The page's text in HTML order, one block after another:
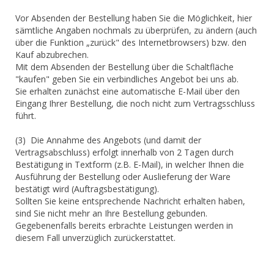
Vor Absenden der Bestellung haben Sie die Möglichkeit, hier
sämtliche Angaben nochmals zu überprüfen, zu ändern (auch
über die Funktion „zurück" des Internetbrowsers) bzw. den
Kauf abzubrechen.
Mit dem Absenden der Bestellung über die Schaltfläche
"kaufen" geben Sie ein verbindliches Angebot bei uns ab.
Sie erhalten zunächst eine automatische E-Mail über den
Eingang Ihrer Bestellung, die noch nicht zum Vertragsschluss
führt.
(3) Die Annahme des Angebots (und damit der
Vertragsabschluss) erfolgt innerhalb von 2 Tagen durch
Bestätigung in Textform (z.B. E-Mail), in welcher Ihnen die
Ausführung der Bestellung oder Auslieferung der Ware
bestätigt wird (Auftragsbestätigung).
Sollten Sie keine entsprechende Nachricht erhalten haben,
sind Sie nicht mehr an Ihre Bestellung gebunden.
Gegebenenfalls bereits erbrachte Leistungen werden in
diesem Fall unverzüglich zurückerstattet.